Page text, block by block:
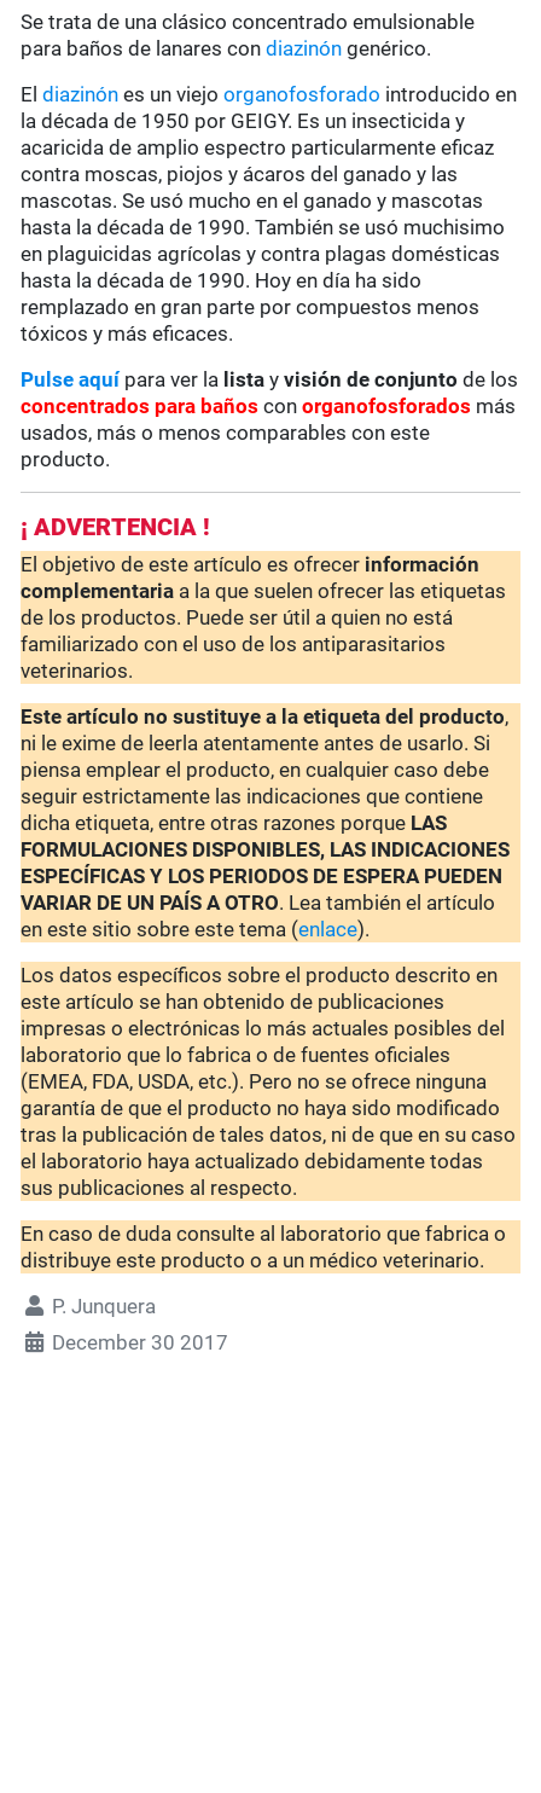
Se trata de una clásico concentrado emulsionable
para baños de lanares condiazinón genérico.
Eldiazinón es un viejoorganofosforado introducido en
la década de 1950 por GEIGY. Es un insecticida y
acaricida de amplio espectro particularmente eficaz
contra moscas, piojos y ácaros del ganado y las
mascotas. Se usó mucho en el ganado y mascotas
hasta la década de 1990. También se usó muchisimo
en plaguicidas agrícolas y contra plagas domésticas
hasta la década de 1990. Hoy en día ha sido
remplazado en gran parte por compuestos menos
tóxicos y más eficaces.
Pulse aquí para ver la lista yvisión de conjunto de los
concentrados para baños conorganofosforados más
usados, más o menos comparables con este
producto.
¡ ADVERTENCIA !
El objetivo de este artículo es ofrecer información
complementaria a la que suelen ofrecer las etiquetas
de los productos. Puede ser útil a quien no está
familiarizado con el uso de los antiparasitarios
veterinarios.
Este artículo no sustituye a la etiqueta del producto,
ni le exime de leerla atentamente antes de usarlo. Si
piensa emplear el producto, en cualquier caso debe
seguir estrictamente las indicaciones que contiene
dicha etiqueta, entre otras razones porque LAS
FORMULACIONES DISPONIBLES, LAS INDICACIONES
ESPECÍFICAS Y LOS PERIODOS DE ESPERA PUEDEN
VARIAR DE UN PAÍS A OTRO. Lea también el artículo
en este sitio sobre este tema (enlace).
Los datos específicos sobre el producto descrito en
este artículo se han obtenido de publicaciones
impresas o electrónicas lo más actuales posibles del
laboratorio que lo fabrica o de fuentes oficiales
(EMEA, FDA, USDA, etc.). Pero no se ofrece ninguna
garantía de que el producto no haya sido modificado
tras la publicación de tales datos, ni de que en su caso
el laboratorio haya actualizado debidamente todas
sus publicaciones al respecto.
En caso de duda consulte al laboratorio que fabrica o
distribuye este producto o a un médico veterinario.
P. Junquera
December 30 2017